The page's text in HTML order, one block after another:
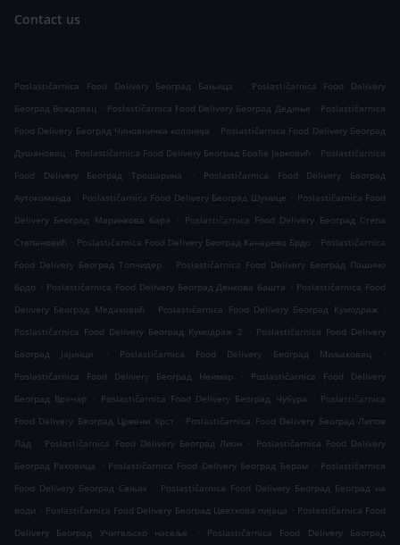
Contact us
Poslastičarnica Food Delivery Београд Бањица .
Poslastičarnica Food Delivery
Београд Вождовац . Poslastičarnica Food Delivery Београд Дедиње . Poslastičarnica
Food Delivery Београд Чиновничка колонија . Poslastičarnica Food Delivery Београд
Душановац . Poslastičarnica Food Delivery Београд Браће Јерковић . Poslastičarnica
Food Delivery Београд Трошарина
.
Poslastičarnica Food Delivery Београд
Аутокоманда . Poslastičarnica Food Delivery Београд Шумице . Poslastičarnica Food
Delivery Београд Маринкова бара
. Poslastičarnica Food Delivery Београд Степа
Степановић . Poslastičarnica Food Delivery Београд Канарево Брдо . Poslastičarnica
Food Delivery Београд Топчидер
. Poslastičarnica Food Delivery Београд Пашино
брдо . Poslastičarnica Food Delivery Београд Денкова башта . Poslastičarnica Food
Delivery Београд Медаковић
. Poslastičarnica Food Delivery Београд Кумодраж .
Poslastičarnica Food Delivery Београд Кумодраж 2
. Poslastičarnica Food Delivery
Београд Јајинци
. Poslastičarnica Food Delivery Београд Миљаковац
.
Poslastičarnica Food Delivery Београд Неимар
.
Poslastičarnica Food Delivery
Београд Врачар
. Poslastičarnica Food Delivery Београд Чубура . Poslastičarnica
Food Delivery Београд Црвени Крст . Poslastičarnica Food Delivery Београд Липов
Лад
. Poslastičarnica Food Delivery Београд Лион . Poslastičarnica Food Delivery
Београд Раковица
. Poslastičarnica Food Delivery Београд Ђерам . Poslastičarnica
Food Delivery Београд Сењак
. Poslastičarnica Food Delivery Београд Београд на
води . Poslastičarnica Food Delivery Београд Цветкова пијаца . Poslastičarnica Food
Delivery Београд Учитељско насеље
.
Poslastičarnica Food Delivery Београд